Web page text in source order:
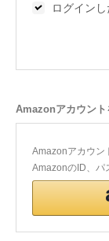
会員サービス
規約
ログイン
Amazonアカウント
Amazonアカウン
AmazonのID、パ